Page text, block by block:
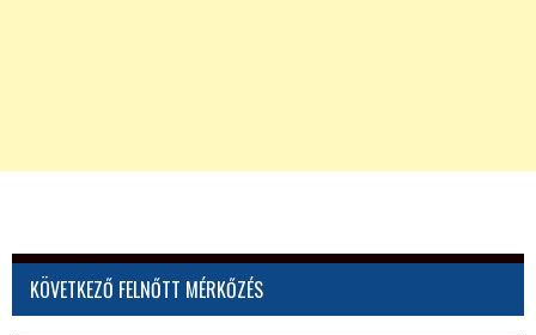
KÖVETKEZŐ FELNŐTT MÉRKŐZÉS